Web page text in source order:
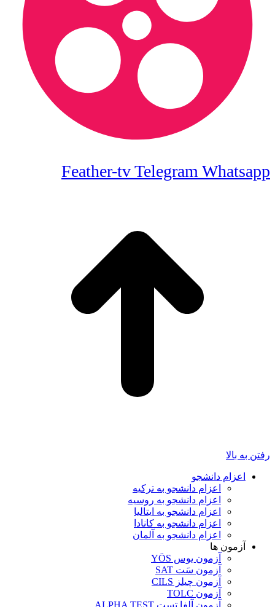
Feather-tvTelegram Whatsapp
رفتن به بالا
اعزام دانشجو
اعزام دانشجو به ترکیه
اعزام دانشجو به روسیه
اعزام دانشجو به ایتالیا
اعزام دانشجو به کانادا
اعزام دانشجو به آلمان
آزمون ها
آزمون یوس YÖS
آزمون سَت SAT
آزمون چیلز CILS‌
آزمون TOLC
آزمون آلفا تست ALPHA TEST